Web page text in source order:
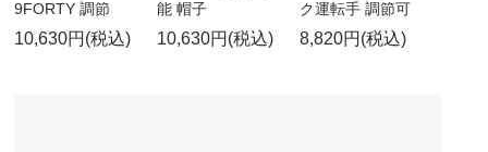
9FORTY 調節
10,630円(税込)
能 帽子
10,630円(税込)
ク運転手 調節可
8,820円(税込)